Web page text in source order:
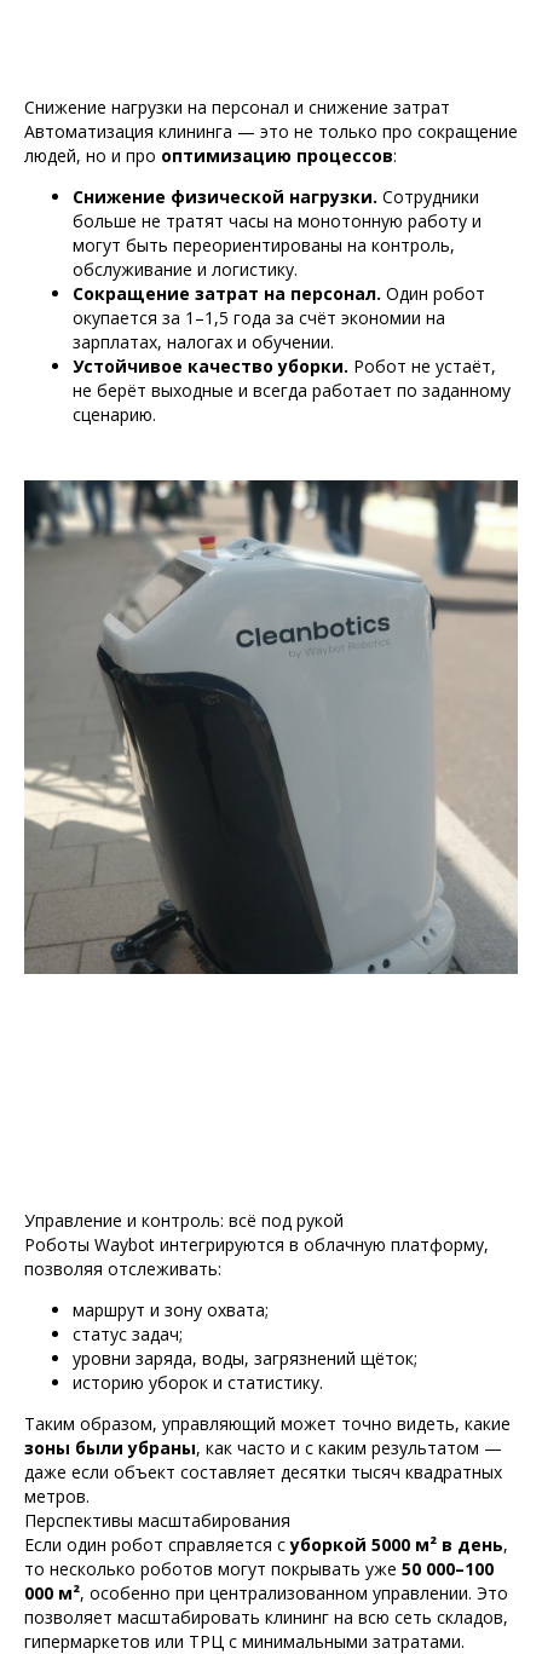
Снижение нагрузки на персонал и снижение затрат
Автоматизация клининга — это не только про сокращение
людей, но и про оптимизацию процессов:
Снижение физической нагрузки. Сотрудники
больше не тратят часы на монотонную работу и
могут быть переориентированы на контроль,
обслуживание и логистику.
Сокращение затрат на персонал. Один робот
окупается за 1–1,5 года за счёт экономии на
зарплатах, налогах и обучении.
Устойчивое качество уборки. Робот не устаёт,
не берёт выходные и всегда работает по заданному
сценарию.
Управление и контроль: всё под рукой
Роботы Waybot интегрируются в облачную платформу,
позволяя отслеживать:
маршрут и зону охвата;
статус задач;
уровни заряда, воды, загрязнений щёток;
историю уборок и статистику.
Таким образом, управляющий может точно видеть, какие
зоны были убраны, как часто и с каким результатом —
даже если объект составляет десятки тысяч квадратных
метров.
Перспективы масштабирования
Если один робот справляется суборкой 5000 м² в день,
то несколько роботов могут покрывать уже 50 000–100
000 м², особенно при централизованном управлении. Это
позволяет масштабировать клининг на всю сеть складов,
гипермаркетов или ТРЦ с минимальными затратами.